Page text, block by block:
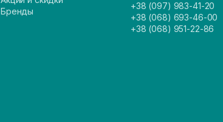
Бренды
+38 (097) 983-41-20
+38 (068) 693-46-00
+38 (068) 951-22-86